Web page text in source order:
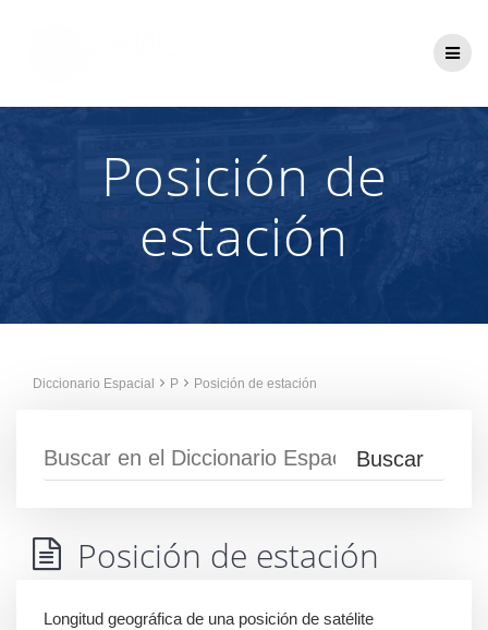
Posición de
estación
Diccionario Espacial P Posición de estación
Posición de estación
Longitud geográfica de una posición de satélite